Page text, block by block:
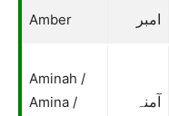
Amber امبر
Aminah /
Amina /
آمنہ